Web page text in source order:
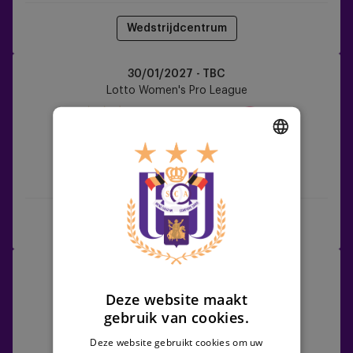
Wedstrijdcentrum
30/01/2027 - TBC
Lotto Women's Pro League
Wedstrijdcentrum
Deze website maakt
gebruik van cookies.
Deze website gebruikt cookies om uw